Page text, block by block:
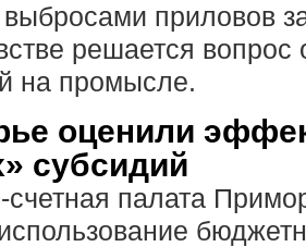
приловов
решается вопрос
на промысле.
оценили
субсидий
счетная палата